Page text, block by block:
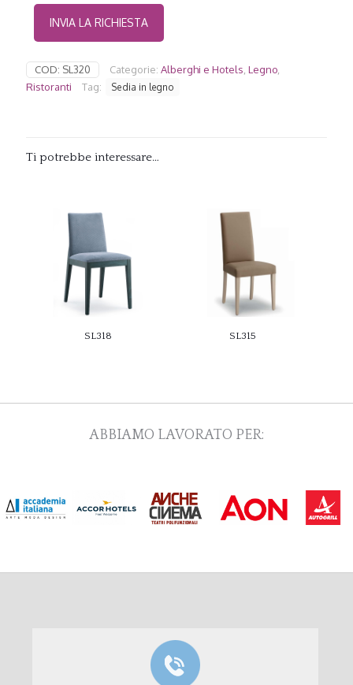
COD: SL320 Categorie: Alberghi e Hotels, Legno,
Ristoranti
Tag: Sedia in legno
Ti potrebbe interessare…
SL318 SL315
ABBIAMO LAVORATO PER: